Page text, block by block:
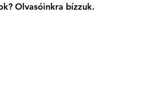
Olvasóinkra bízzuk.